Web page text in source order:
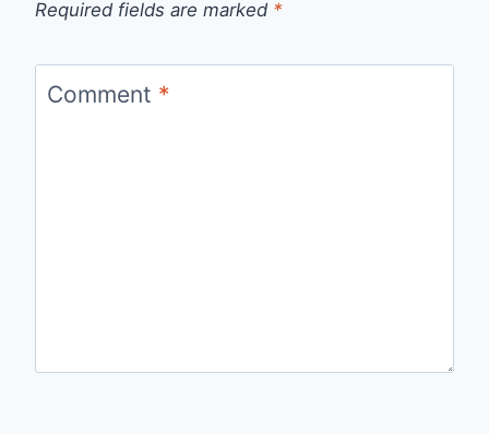
Required fields are marked *
Comment *